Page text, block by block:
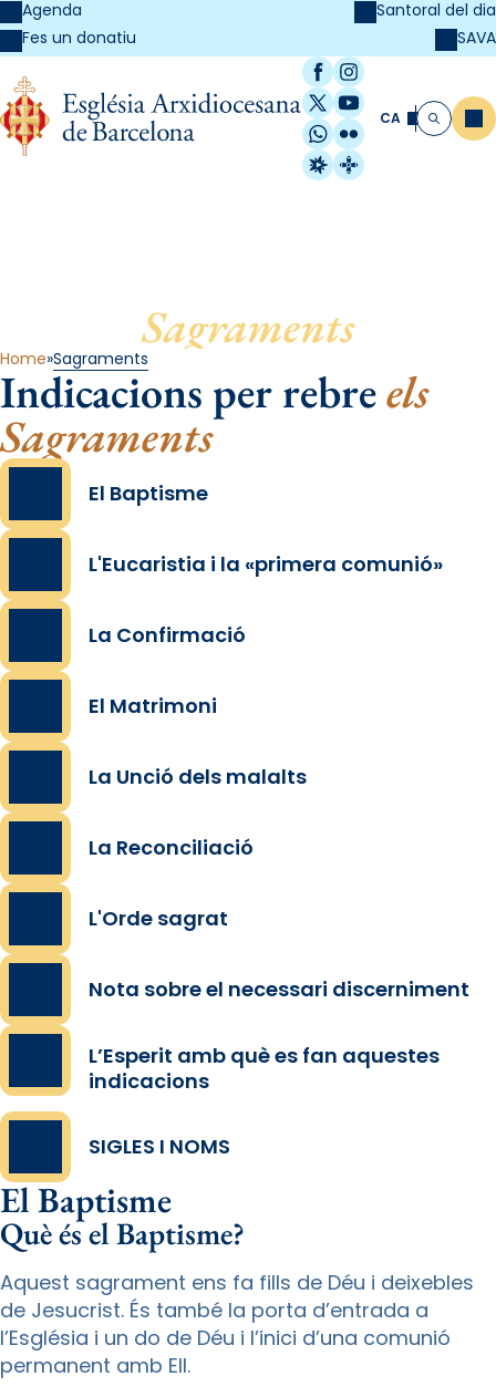
Agenda
Fes un donatiu
Santoral del dia
SAVA
Facebook
Instagram
X / Twitter
YouTube
WhatsApp
Flickr
Radio Estel
Catalunya
CA Cerca
Sagraments
Home Sagraments
Indicacions per rebreels
Sagraments
El Baptisme
L'Eucaristia i la «primera comunió»
La Confirmació
El Matrimoni
La Unció dels malalts
La Reconciliació
L'Orde sagrat
Nota sobre el necessari discerniment
L’Esperit amb què es fan aquestes
indicacions
SIGLES I NOMS
El Baptisme
Què és el Baptisme?
Aquest sagrament ens fa fills de Déu i deixebles
de Jesucrist. És també la porta d’entrada a
l’Església i un do de Déu i l’inici d’una comunió
permanent amb Ell.